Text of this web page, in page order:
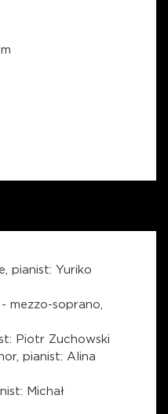
pianist: Yuriko
mezzo-soprano,
Piotr Zuchowski
pianist: Alina
Michał